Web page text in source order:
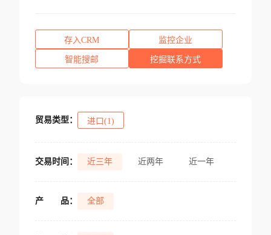
存入CRM 监控企业
智能搜邮 挖掘联系方式
贸易类型： 进口(1)
交易时间： 近三年 近两年 近一年
产 品： 全部